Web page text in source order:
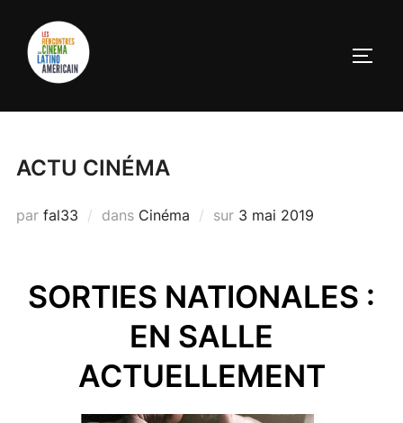
ACTU CINÉMA
par fal33 dans Cinéma sur 3 mai 2019
SORTIES NATIONALES :
EN SALLE
ACTUELLEMENT